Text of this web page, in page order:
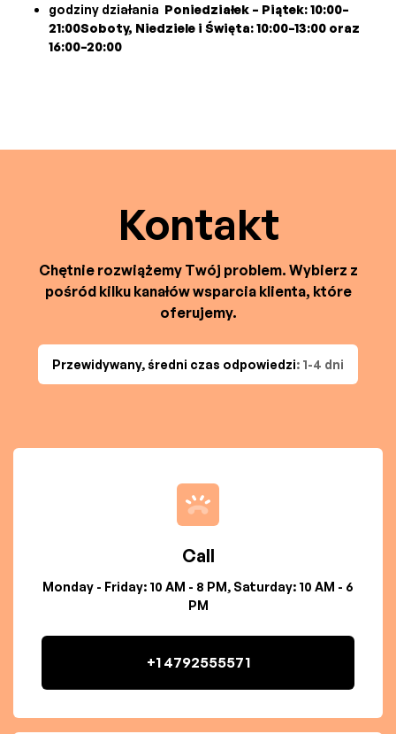
godziny działania Poniedziałek – Piątek: 10:00–
21:00Soboty, Niedziele i Święta: 10:00–13:00 oraz
16:00–20:00
Kontakt
Chętnie rozwiążemy Twój problem. Wybierz z
pośród kilku kanałów wsparcia klienta, które
oferujemy.
Przewidywany, średni czas odpowiedzi: 1-4 dni
Call
Monday - Friday: 10 AM - 8 PM, Saturday: 10 AM - 6
PM
+1 4792555571